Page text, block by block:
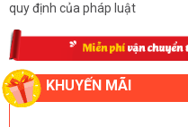
quy định của pháp luật
KHUYẾN MÃI